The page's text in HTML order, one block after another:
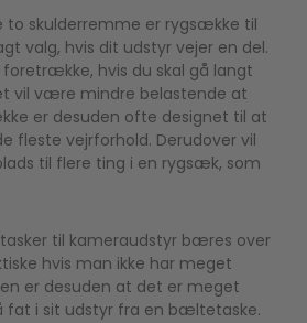
to skulderremme er rygsække til
valg, hvis dit udstyr vejer en del.
hvis du skal gå langt
vil være mindre belastende at
er desuden ofte designet til at
fleste vejrforhold. Derudover vil
til flere ting i en rygsæk, som
til kameraudstyr bæres over
hvis man ikke har meget
er desuden at det er meget
i sit udstyr fra en bæltetaske.